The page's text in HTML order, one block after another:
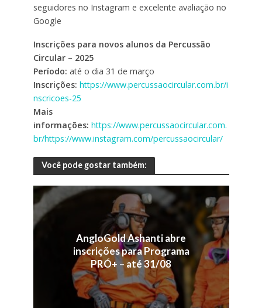
seguidores no Instagram e excelente avaliação no
Google
Inscrições para novos alunos da Percussão
Circular – 2025
Período: até o dia 31 de março
Inscrições: https://www.percussaocircular.com.br/i
nscricoes-25
Mais
informações: https://www.percussaocircular.com.
br/https://www.instagram.com/percussaocircular/
Você pode gostar também:
AngloGold Ashanti abre
inscrições para Programa
PRÓ+ – até 31/08